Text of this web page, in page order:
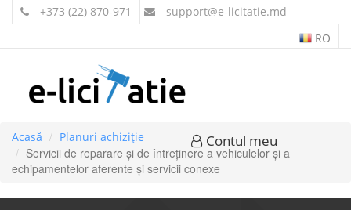
+373 (22) 870-971 support@e-licitatie.md
RO
Contul meu
Acasă Planuri achiziție
Servicii de reparare şi de întreţinere a vehiculelor şi a
echipamentelor aferente şi servicii conexe